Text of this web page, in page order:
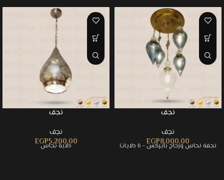
نجف
نجف
EGP8,000.00
نجفة نحاس وزجاج بايركس - 6 دلايات
نجف
نجف
EGP5,200.00
دلاية نحاس